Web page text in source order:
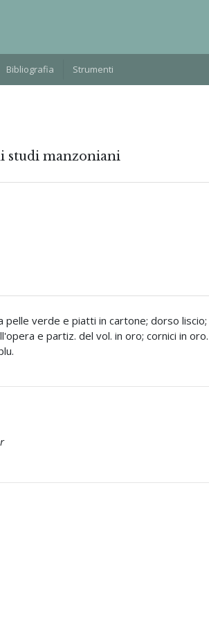
Bibliografia Strumenti
studi manzoniani
pelle verde e piatti in cartone; dorso
e partiz. del vol. in oro; cornici in